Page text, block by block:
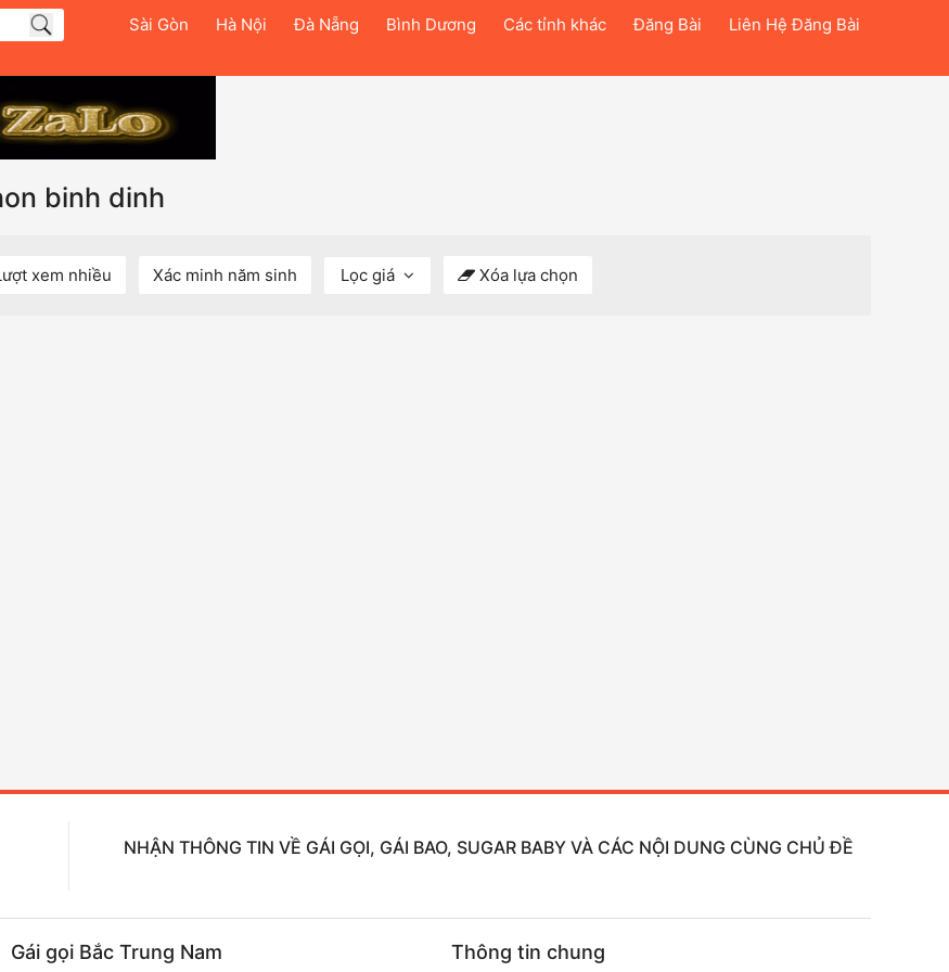
Sài Gòn Hà Nội Đà Nẵng Bình Dương Các tỉnh khác Đăng Bài Liên Hệ Đăng Bài
binh dinh
xem nhiều Xác minh năm sinh Lọc giá Xóa lựa chọn
NHẬN THÔNG TIN VỀ GÁI GỌI, GÁI BAO, SUGAR BABY VÀ CÁC NỘI DUNG CÙNG CHỦ ĐỀ
Gái gọi Bắc Trung Nam Thông tin chung